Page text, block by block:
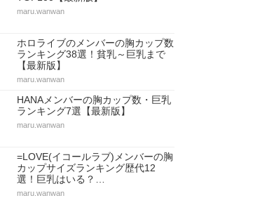
maru.wanwan
ホロライブのメンバーの胸カップ数
ランキング38選！貧乳～巨乳まで
【最新版】
maru.wanwan
HANAメンバーの胸カップ数・巨乳
ランキング7選【最新版】
maru.wanwan
=LOVE(イコールラブ)メンバーの胸
カップサイズランキング歴代12
選！巨乳はいる？…
maru.wanwan